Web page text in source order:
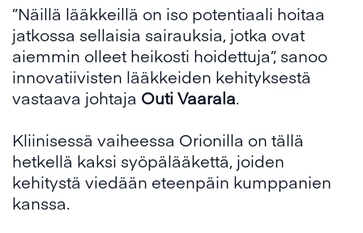
”Näillä lääkkeillä on iso potentiaali hoitaa
jatkossa sellaisia sairauksia, jotka ovat
aiemmin olleet heikosti hoidettuja”, sanoo
innovatiivisten lääkkeiden kehityksestä
vastaava johtaja Outi Vaarala.
Kliinisessä vaiheessa Orionilla on tällä
hetkellä kaksi syöpälääkettä, joiden
kehitystä viedään eteenpäin kumppanien
kanssa.